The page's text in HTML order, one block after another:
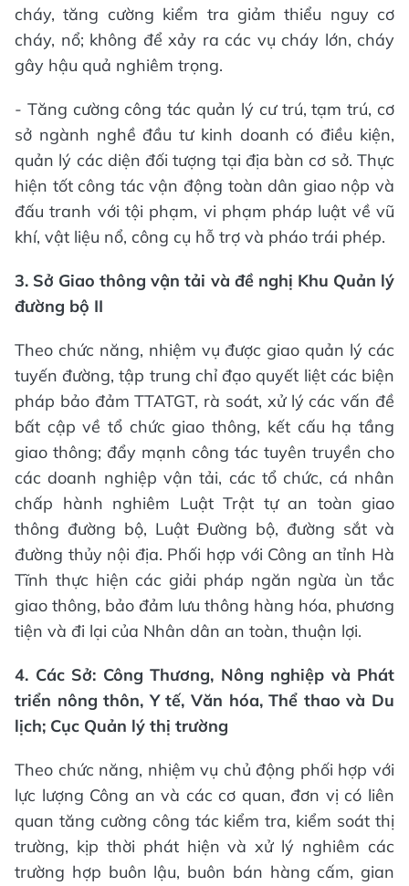
cháy, tăng cường kiểm tra giảm thiểu nguy cơ
cháy, nổ; không để xảy ra các vụ cháy lớn, cháy
gây hậu quả nghiêm trọng.
- Tăng cường công tác quản lý cư trú, tạm trú, cơ
sở ngành nghề đầu tư kinh doanh có điều kiện,
quản lý các diện đối tượng tại địa bàn cơ sở. Thực
hiện tốt công tác vận động toàn dân giao nộp và
đấu tranh với tội phạm, vi phạm pháp luật về vũ
khí, vật liệu nổ, công cụ hỗ trợ và pháo trái phép.
3. Sở Giao thông vận tải và đề nghị Khu Quản lý
đường bộ II
Theo chức năng, nhiệm vụ được giao quản lý các
tuyến đường, tập trung chỉ đạo quyết liệt các biện
pháp bảo đảm TTATGT, rà soát, xử lý các vấn đề
bất cập về tổ chức giao thông, kết cấu hạ tầng
giao thông; đẩy mạnh công tác tuyên truyền cho
các doanh nghiệp vận tải, các tổ chức, cá nhân
chấp hành nghiêm Luật Trật tự an toàn giao
thông đường bộ, Luật Đường bộ, đường sắt và
đường thủy nội địa. Phối hợp với Công an tỉnh Hà
Tĩnh thực hiện các giải pháp ngăn ngừa ùn tắc
giao thông, bảo đảm lưu thông hàng hóa, phương
tiện và đi lại của Nhân dân an toàn, thuận lợi.
4. Các Sở: Công Thương, Nông nghiệp và Phát
triển nông thôn, Y tế, Văn hóa, Thể thao và Du
lịch; Cục Quản lý thị trường
Theo chức năng, nhiệm vụ chủ động phối hợp với
lực lượng Công an và các cơ quan, đơn vị có liên
quan tăng cường công tác kiểm tra, kiểm soát thị
trường, kịp thời phát hiện và xử lý nghiêm các
trường hợp buôn lậu, buôn bán hàng cấm, gian